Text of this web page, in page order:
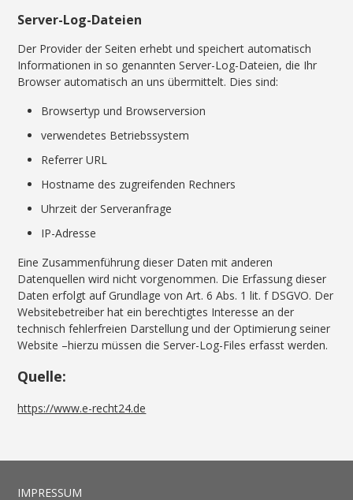
Server-Log-Dateien
Der Provider der Seiten erhebt und speichert automatisch
Informationen in so genannten Server-Log-Dateien, die Ihr
Browser automatisch an uns übermittelt. Dies sind:
Browsertyp und Browserversion
verwendetes Betriebssystem
Referrer URL
Hostname des zugreifenden Rechners
Uhrzeit der Serveranfrage
IP-Adresse
Eine Zusammenführung dieser Daten mit anderen
Datenquellen wird nicht vorgenommen. Die Erfassung dieser
Daten erfolgt auf Grundlage von Art. 6 Abs. 1 lit. f DSGVO. Der
Websitebetreiber hat ein berechtigtes Interesse an der
technisch fehlerfreien Darstellung und der Optimierung seiner
Website –hierzu müssen die Server-Log-Files erfasst werden.
Quelle:
https://www.e-recht24.de
IMPRESSUM